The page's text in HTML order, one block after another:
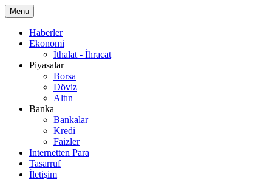
Menu
Haberler
Ekonomi
İthalat - İhracat
Piyasalar
Borsa
Döviz
Altın
Banka
Bankalar
Kredi
Faizler
Internetten Para
Tasarruf
İletişim